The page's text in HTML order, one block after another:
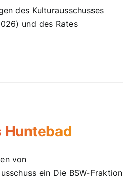
des Kulturausschusses
und des Rates
Huntebad
von
ein Die BSW-Fraktion